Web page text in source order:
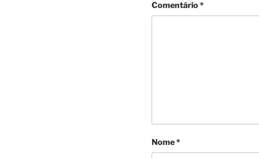
Comentário*
Nome*